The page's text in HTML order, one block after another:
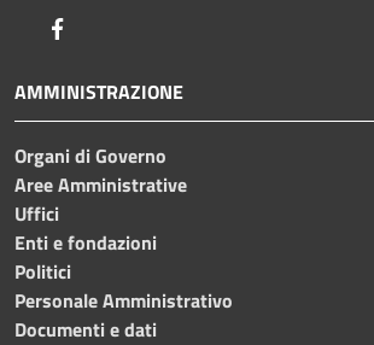
AMMINISTRAZIONE
Organi di Governo
Aree Amministrative
Uffici
Enti e fondazioni
Politici
Personale Amministrativo
Documenti e dati